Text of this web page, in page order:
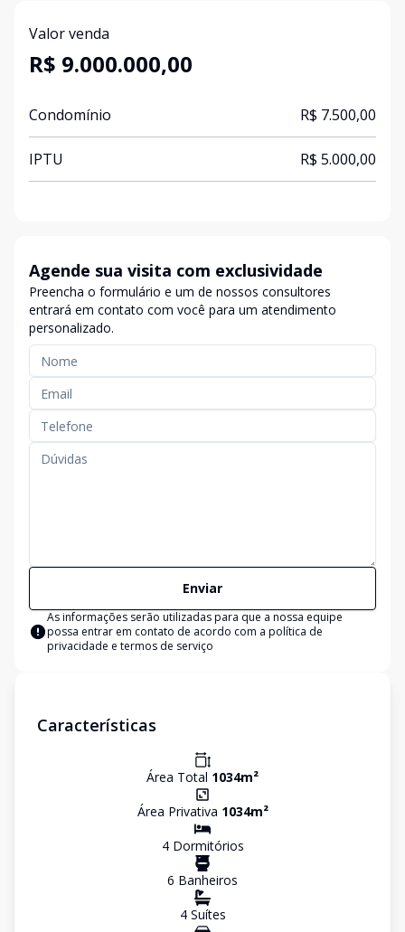
Valor venda
R$ 9.000.000,00
Condomínio R$ 7.500,00
IPTU R$ 5.000,00
Agende sua visita com exclusividade
Preencha o formulário e um de nossos consultores
entrará em contato com você para um atendimento
personalizado.
Enviar
As informações serão utilizadas para que a nossa equipe
possa entrar em contato de acordo com a política de
privacidade e termos de serviço
Características
Área Total 1034m²
Área Privativa 1034m²
4Dormitórios
6 Banheiros
4Suítes